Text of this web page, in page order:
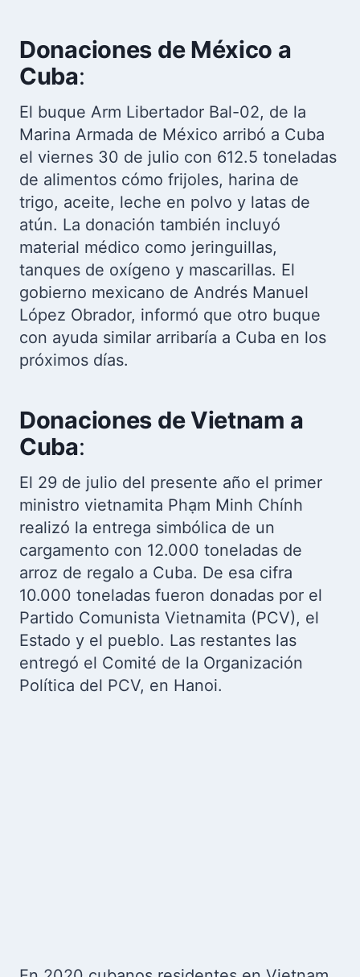
Donaciones de México a
Cuba:
El buque Arm Libertador Bal-02, de la
Marina Armada de México arribó a Cuba
el viernes 30 de julio con 612.5 toneladas
de alimentos cómo frijoles, harina de
trigo, aceite, leche en polvo y latas de
atún. La donación también incluyó
material médico como jeringuillas,
tanques de oxígeno y mascarillas. El
gobierno mexicano de Andrés Manuel
López Obrador, informó que otro buque
con ayuda similar arribaría a Cuba en los
próximos días.
Donaciones de Vietnam a
Cuba:
El 29 de julio del presente año el primer
ministro vietnamita Phạm Minh Chính
realizó la entrega simbólica de un
cargamento con 12.000 toneladas de
arroz de regalo a Cuba. De esa cifra
10.000 toneladas fueron donadas por el
Partido Comunista Vietnamita (PCV), el
Estado y el pueblo. Las restantes las
entregó el Comité de la Organización
Política del PCV, en Hanoi.